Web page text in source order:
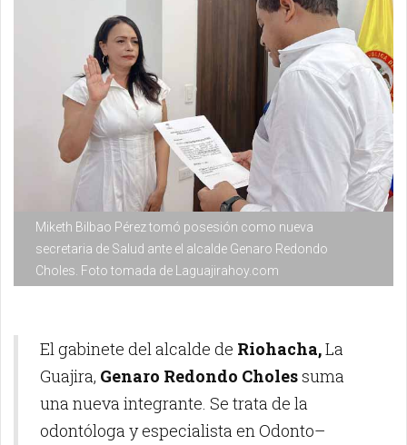
Miketh Bilbao Pérez tomó posesión como nueva
secretaria de Salud ante el alcalde Genaro Redondo
Choles. Foto tomada de Laguajirahoy.com
El gabinete del alcalde de Riohacha,La
Guajira, Genaro Redondo Cholessuma
una nueva integrante. Se trata de la
odontóloga y especialista en Odonto–